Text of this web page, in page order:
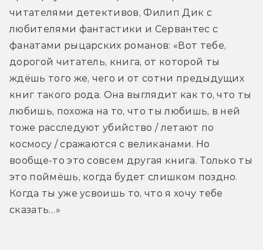
читателями детективов, Филип Дик с
любителями фантастики и Сервантес с
фанатами рыцарских романов: «Вот тебе,
дорогой читатель, книга, от которой ты
ждёшь того же, чего и от сотни предыдущих
книг такого рода. Она выглядит как то, что ты
любишь, похожа на то, что ты любишь, в ней
тоже расследуют убийство / летают по
космосу / сражаются с великанами. Но
вообще-то это совсем другая книга. Только ты
это поймёшь, когда будет слишком поздно.
Когда ты уже усвоишь то, что я хочу тебе
сказать…»